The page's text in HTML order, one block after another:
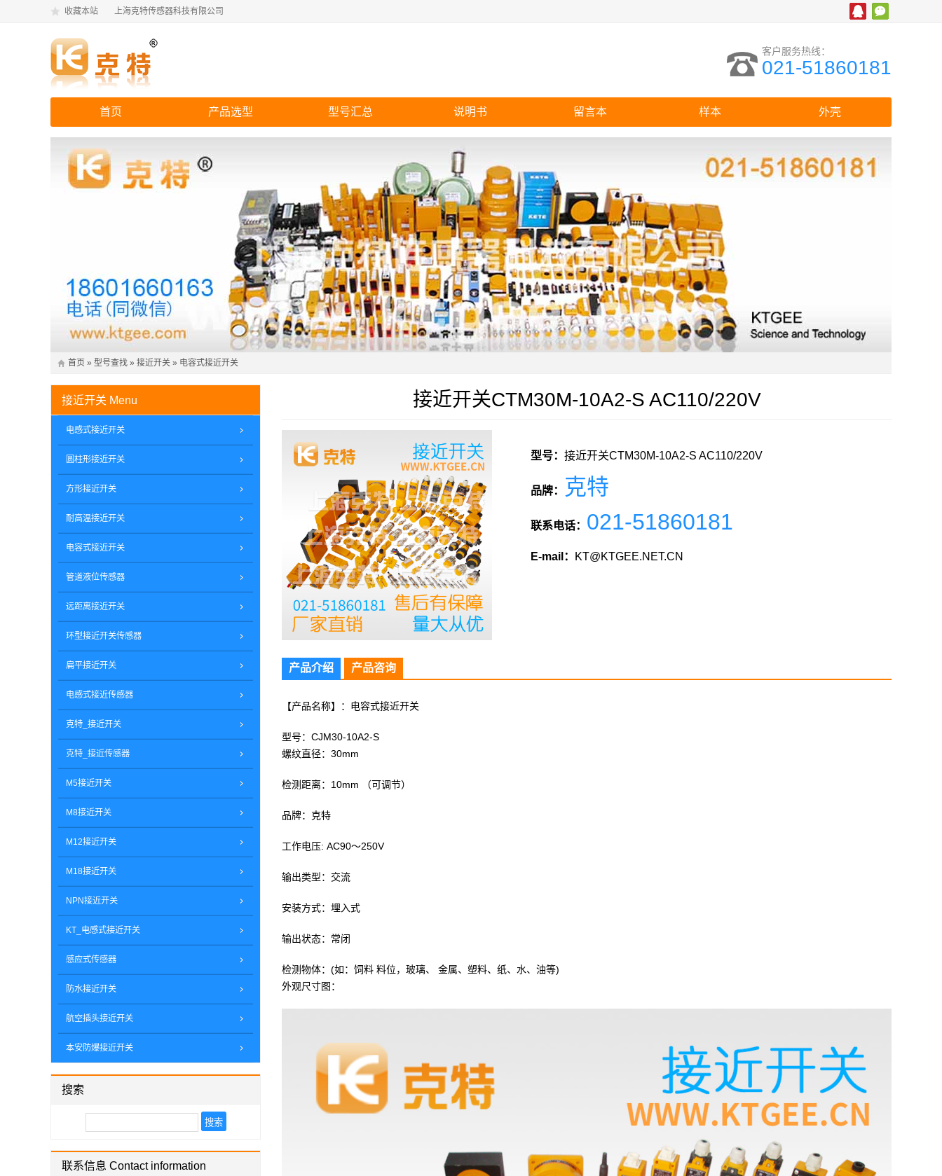
收藏本站 上海克特传感器科技有限公司
客户服务热线：
021-51860181
首页 产品选型 型号汇总 说明书 留言本 样本 外壳
首页 » 型号查找 » 接近开关 » 电容式接近开关
接近开关CTM30M-10A2-S AC110/220V
型号： 接近开关CTM30M-10A2-S AC110/220V
品牌： 克特
联系电话： 021-51860181
E-mail： KT@KTGEE.NET.CN
产品介绍 产品咨询
【产品名称】：电容式接近开关
型号：CJM30-10A2-S
螺纹直径：30mm
检测距离：10mm （可调节）
品牌：克特
工作电压: AC90～250V
输出类型：交流
安装方式：埋入式
输出状态：常闭
检测物体：(如：饲料 料位，玻璃、 金属、塑料、纸、水、油等)
外观尺寸图：
接近开关 Menu
电感式接近开关
圆柱形接近开关
方形接近开关
耐高温接近开关
电容式接近开关
管道液位传感器
远距离接近开关
环型接近开关传感器
扁平接近开关
电感式接近传感器
克特_接近开关
克特_接近传感器
M5接近开关
M8接近开关
M12接近开关
M18接近开关
NPN接近开关
KT_电感式接近开关
感应式传感器
防水接近开关
航空插头接近开关
本安防爆接近开关
搜索
联系信息 Contact information